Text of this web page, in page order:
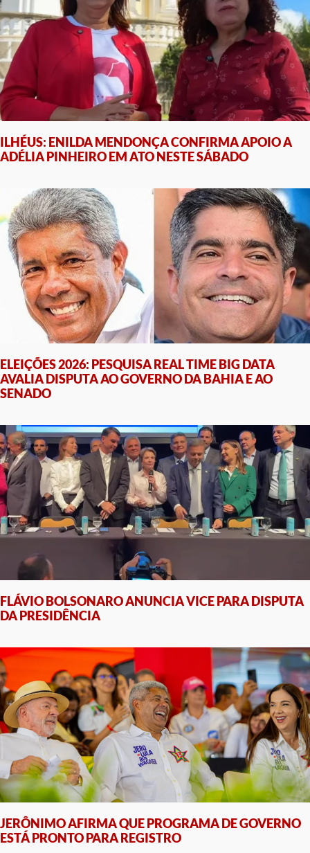
ILHÉUS: ENILDA MENDONÇA CONFIRMA APOIO A
ADÉLIA PINHEIRO EM ATO NESTE SÁBADO
ELEIÇÕES 2026: PESQUISA REAL TIME BIG DATA
AVALIA DISPUTA AO GOVERNO DA BAHIA E AO
SENADO
FLÁVIO BOLSONARO ANUNCIA VICE PARA DISPUTA
DA PRESIDÊNCIA
JERÔNIMO AFIRMA QUE PROGRAMA DE GOVERNO
ESTÁ PRONTO PARA REGISTRO